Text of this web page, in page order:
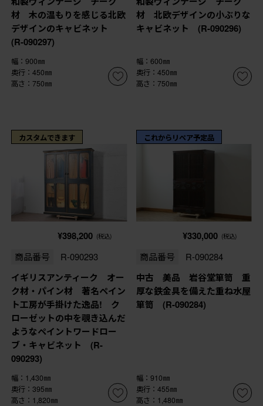
材 木の温もりを感じる北欧
デザインのキャビネット
(R-090297)
幅：900㎜
奥行：450㎜
高さ：750㎜
材 北欧デザインの小ぶりな
キャビネット (R-090296)
幅：600㎜
奥行：450㎜
高さ：750㎜
カスタムできます
¥398,200 (税込)
商品番号 R-090293
イギリスアンティーク オー
ク材・パイン材 著名ペイン
ト工房が手掛けた逸品! ク
ローゼットの中を覗き込んだ
ようなペイントワードロー
ブ・キャビネット (R-
090293)
幅：1,430㎜
奥行：395㎜
高さ：1,820㎜
これからリペア予定品
¥330,000 (税込)
商品番号 R-090284
中古 美品 岩谷堂箪笥 重
厚な鉄金具を備えた重ね水屋
箪笥 (R-090284)
幅：910㎜
奥行：455㎜
高さ：1,480㎜